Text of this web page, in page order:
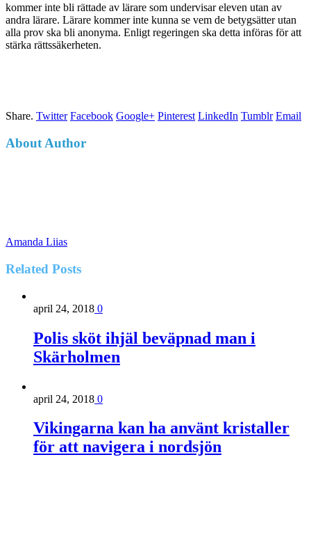
kommer inte bli rättade av lärare som undervisar eleven utan av
andra lärare. Lärare kommer inte kunna se vem de betygsätter utan
alla prov ska bli anonyma. Enligt regeringen ska detta införas för att
stärka rättssäkerheten.
Share. Twitter Facebook Google+ Pinterest LinkedIn Tumblr Email
About Author
Amanda Liias
Related Posts
april 24, 2018 0
Polis sköt ihjäl beväpnad man i
Skärholmen
april 24, 2018 0
Vikingarna kan ha använt kristaller
för att navigera i nordsjön